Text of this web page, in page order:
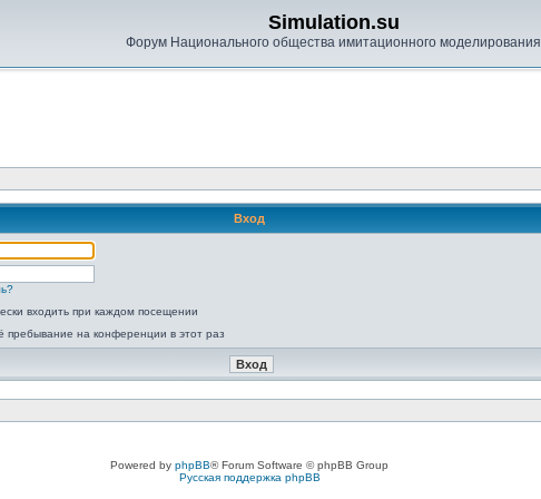
Simulation.su
Форум Национального общества имитационного моделирования
Вход
входить при каждом посещении
пребывание на конференции в этот раз
Powered by phpBB® Forum Software © phpBB Group
Русская поддержка phpBB